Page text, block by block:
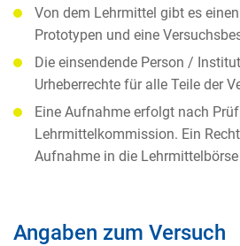
Von dem Lehrmittel gibt es
Prototypen und eine
Die einsendende Person /
Urheberrechte für alle Teile der
Eine Aufnahme erfolgt nach
Lehrmittelkommission. Ein
Aufnahme in die
Angaben zum Versuch